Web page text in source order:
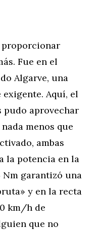
proporcionar
Fue en el
Algarve, una
Aquí, el
pudo aprovechar
menos que
ambas
la potencia en la
garantizó una
y en la recta
km/h de
que no